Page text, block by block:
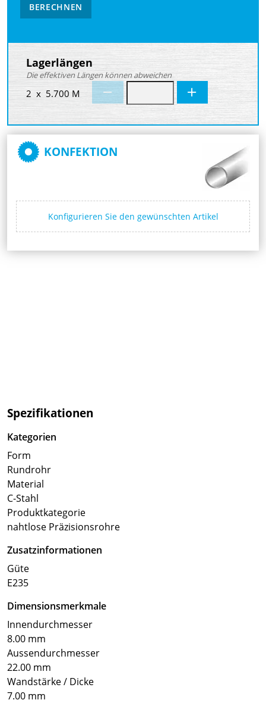
BERECHNEN
Lagerlängen
Die effektiven Längen können abweichen
2 x 5.700 M
KONFEKTION
Konfigurieren Sie den gewünschten Artikel
Spezifikationen
Kategorien
Form
Rundrohr
Material
C-Stahl
Produktkategorie
nahtlose Präzisionsrohre
Zusatzinformationen
Güte
E235
Dimensionsmerkmale
Innendurchmesser
8.00 mm
Aussendurchmesser
22.00 mm
Wandstärke / Dicke
7.00 mm